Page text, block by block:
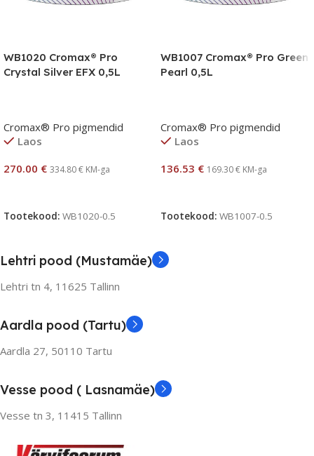
WB1020 Cromax® Pro
Crystal Silver EFX 0,5L
Cromax® Pro pigmendid
Laos
270.00 € 334.80€ KM-ga
Tootekood: WB1020-0.5
WB1007 Cromax® Pro Green
Pearl 0,5L
Cromax® Pro pigmendid
Laos
136.53 € 169.30€ KM-ga
Tootekood: WB1007-0.5
Lehtri pood (Mustamäe)
Lehtri tn 4, 11625 Tallinn
Aardla pood (Tartu)
Aardla 27, 50110 Tartu
Vesse pood ( Lasnamäe)
Vesse tn 3, 11415 Tallinn